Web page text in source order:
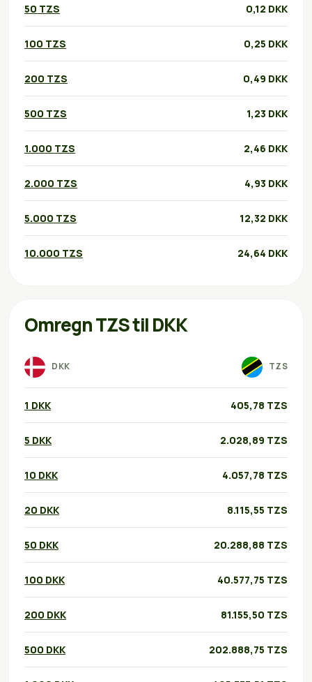
50 TZS 0,12 DKK
100 TZS 0,25 DKK
200 TZS 0,49 DKK
500 TZS 1,23 DKK
1.000 TZS 2,46 DKK
2.000 TZS 4,93 DKK
5.000 TZS 12,32 DKK
10.000 TZS 24,64 DKK
Omregn TZS til DKK
DKK TZS
1 DKK 405,78 TZS
5 DKK 2.028,89 TZS
10 DKK 4.057,78 TZS
20 DKK 8.115,55 TZS
50 DKK 20.288,88 TZS
100 DKK 40.577,75 TZS
200 DKK 81.155,50 TZS
500 DKK 202.888,75 TZS